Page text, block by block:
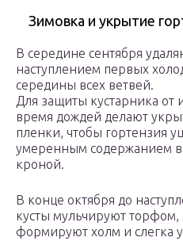
Зимовка и укрытие
В середине сентября
наступлением первых
середины всех ветвей.
Для защиты кустарника от
время дождей делают
пленки, чтобы гортензия
умеренным содержанием
кроной.
В конце октября до
кусты мульчируют торфом,
формируют холм и слегка